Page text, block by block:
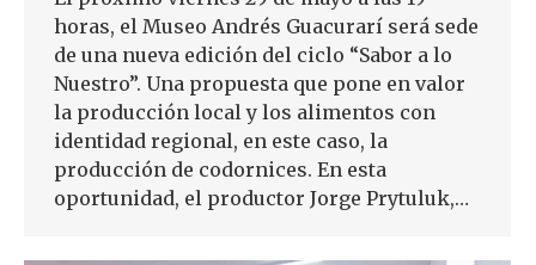
horas, el Museo Andrés Guacurarí será sede
de una nueva edición del ciclo “Sabor a lo
Nuestro”. Una propuesta que pone en valor
la producción local y los alimentos con
identidad regional, en este caso, la
producción de codornices. En esta
oportunidad, el productor Jorge Prytuluk,…